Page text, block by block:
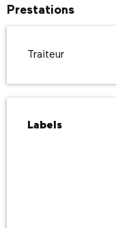
Prestations
Traiteur
Labels
Labels